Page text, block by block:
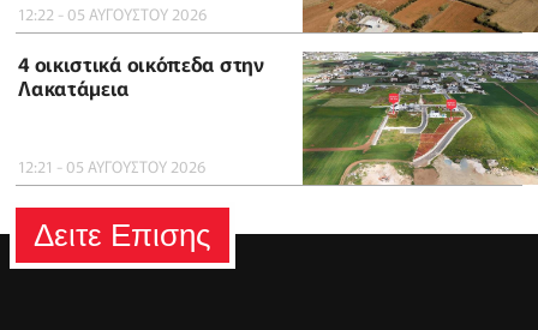
12:22 - 05 ΑΥΓΟΥΣΤΟΥ 2026
4 οικιστικά οικόπεδα στην
Λακατάμεια
12:21 - 05 ΑΥΓΟΥΣΤΟΥ 2026
Δειτε Επισης